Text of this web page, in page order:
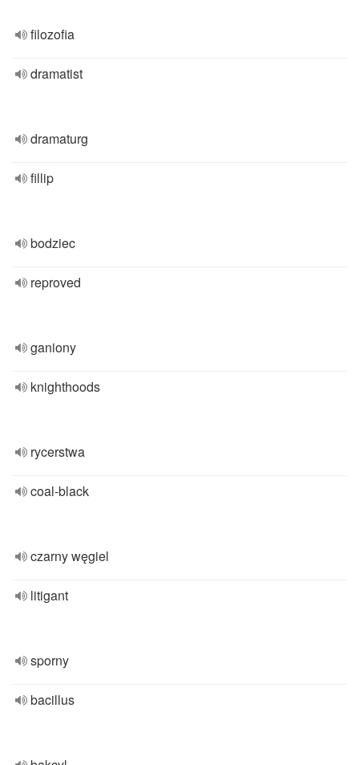
filozofia
dramatist
dramaturg
fillip
bodziec
reproved
ganiony
knighthoods
rycerstwa
coal-black
czarny węgiel
litigant
sporny
bacillus